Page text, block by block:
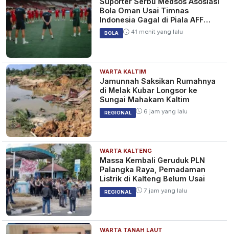
Bola Oman Usai Timnas
Indonesia Gagal di Piala AFF
2026
BOLA 41 menit yang lalu
WARTA KALTIM
Jamunnah Saksikan Rumahnya
di Melak Kubar Longsor ke
Sungai Mahakam Kaltim
REGIONAL 6 jam yang lalu
WARTA KALTENG
Massa Kembali Geruduk PLN
Palangka Raya, Pemadaman
Listrik di Kalteng Belum Usai
REGIONAL 7 jam yang lalu
WARTA TANAH LAUT